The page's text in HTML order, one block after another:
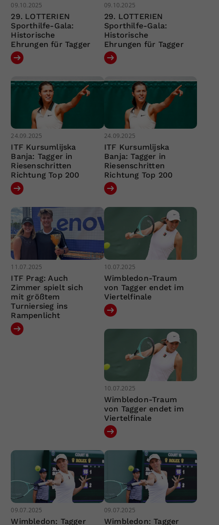
09.10.2025
29. LOTTERIEN
Sporthilfe-Gala:
Historische
Ehrungen für Tagger
09.10.2025
29. LOTTERIEN
Sporthilfe-Gala:
Historische
Ehrungen für Tagger
24.09.2025
ITF Kursumlijska
Banja: Tagger in
Riesenschritten
Richtung Top 200
24.09.2025
ITF Kursumlijska
Banja: Tagger in
Riesenschritten
Richtung Top 200
11.07.2025
ITF Prag: Auch
Zimmer spielt sich
mit größtem
Turniersieg ins
Rampenlicht
10.07.2025
Wimbledon-Traum
von Tagger endet im
Viertelfinale
10.07.2025
Wimbledon-Traum
von Tagger endet im
Viertelfinale
09.07.2025
Wimbledon: Tagger
09.07.2025
Wimbledon: Tagger